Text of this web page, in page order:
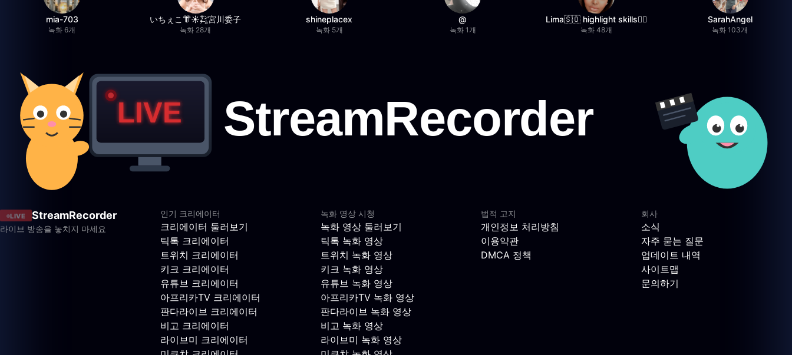
mia-703
녹화 6개
いちぇこ👘☀️㌠宮川委子
녹화 28개
shineplacex
녹화 5개
@
녹화 1개
Lima🇸🇴 highlight skills✌🏽
녹화 48개
SarahAngel
녹화 103개
LIVE StreamRecorder
라이브 방송을 놓치지 마세요
인기 크리에이터
크리에이터 둘러보기
틱톡 크리에이터
트위치 크리에이터
키크 크리에이터
유튜브 크리에이터
아프리카TV 크리에이터
판다라이브 크리에이터
비고 크리에이터
라이브미 크리에이터
녹화 영상 시청
녹화 영상 둘러보기
틱톡 녹화 영상
트위치 녹화 영상
키크 녹화 영상
유튜브 녹화 영상
아프리카TV 녹화 영상
판다라이브 녹화 영상
비고 녹화 영상
라이브미 녹화 영상
법적 고지
개인정보 처리방침
이용약관
DMCA 정책
회사
소식
자주 묻는 질문
업데이트 내역
사이트맵
문의하기